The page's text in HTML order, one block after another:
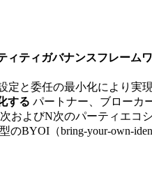
ティガバナンスフレーム
定と委任の最小化により実現
する パートナー、ブローカ
およびN次のパーティエコ
のBYOI（bring-your-own-